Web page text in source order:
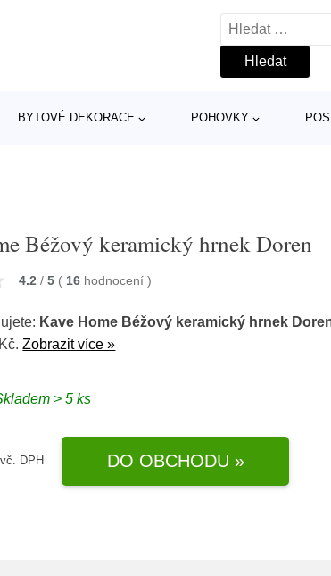
Vyhledávání
BYTOVÉ DEKORACE POHOVKY
Béžový keramický hrnek Doren
4.2 / 5 ( 16 hodnocení)
Kave Home Béžový keramický hrnek
Zobrazit více »
> 5 ks
vč. DPH DO OBCHODU »